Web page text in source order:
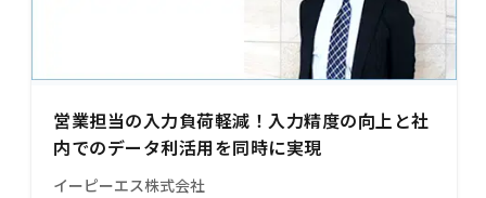
営業担当の入力負荷軽減！入力精度の向上と社
内でのデータ利活用を同時に実現
イーピーエス株式会社